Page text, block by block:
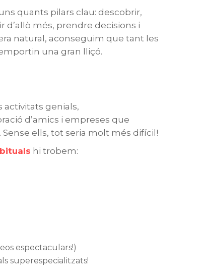
quants pilars clau: descobrir,
més, prendre decisions i
natural, aconseguim que tant les
una gran lliçó.
activitats genials,
d’amics i empreses que
Sense ells, tot seria molt més difícil!
hi trobem:
espectaculars!)
superespecialitzats!